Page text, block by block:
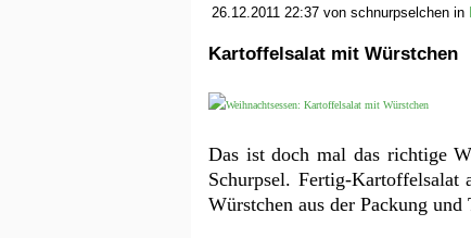
26.12.2011 22:37 von schnurpselchen in
Kartoffelsalat mit Würstchen
Das ist doch mal das richtige
Schurpsel. Fertig-
Würstchen aus der Packung und